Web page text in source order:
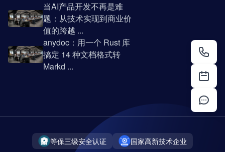
当AI产品开发不再是难
题：从技术实现到商业价
值的跨越 ...
anydoc：用一个 Rust 库
搞定 14 种文档格式转
Markd ...
等保三级安全认证 国家高新技术企业